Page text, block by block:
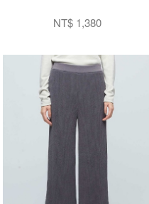
NT$ 1,380